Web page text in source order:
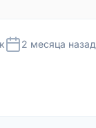
2 месяца назад